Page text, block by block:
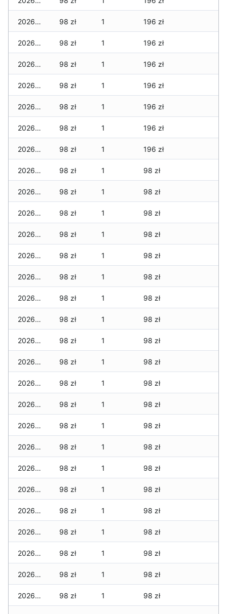
2026-03-12 98 zł 1 196 zł
2026-03-11 98 zł 1 196 zł
2026-03-10 98 zł 1 196 zł
2026-03-09 98 zł 1 196 zł
2026-03-08 98 zł 1 196 zł
2026-03-07 98 zł 1 196 zł
2026-03-06 98 zł 1 196 zł
2026-03-05 98 zł 1 98 zł
2026-03-04 98 zł 1 98 zł
2026-03-03 98 zł 1 98 zł
2026-03-02 98 zł 1 98 zł
2026-03-01 98 zł 1 98 zł
2026-02-27 98 zł 1 98 zł
2026-02-26 98 zł 1 98 zł
2026-02-25 98 zł 1 98 zł
2026-02-24 98 zł 1 98 zł
2026-02-23 98 zł 1 98 zł
2026-02-22 98 zł 1 98 zł
2026-02-21 98 zł 1 98 zł
2026-02-20 98 zł 1 98 zł
2026-02-19 98 zł 1 98 zł
2026-02-18 98 zł 1 98 zł
2026-02-17 98 zł 1 98 zł
2026-02-16 98 zł 1 98 zł
2026-02-15 98 zł 1 98 zł
2026-02-14 98 zł 1 98 zł
2026-02-13 98 zł 1 98 zł
2026-02-12 98 zł 1 98 zł